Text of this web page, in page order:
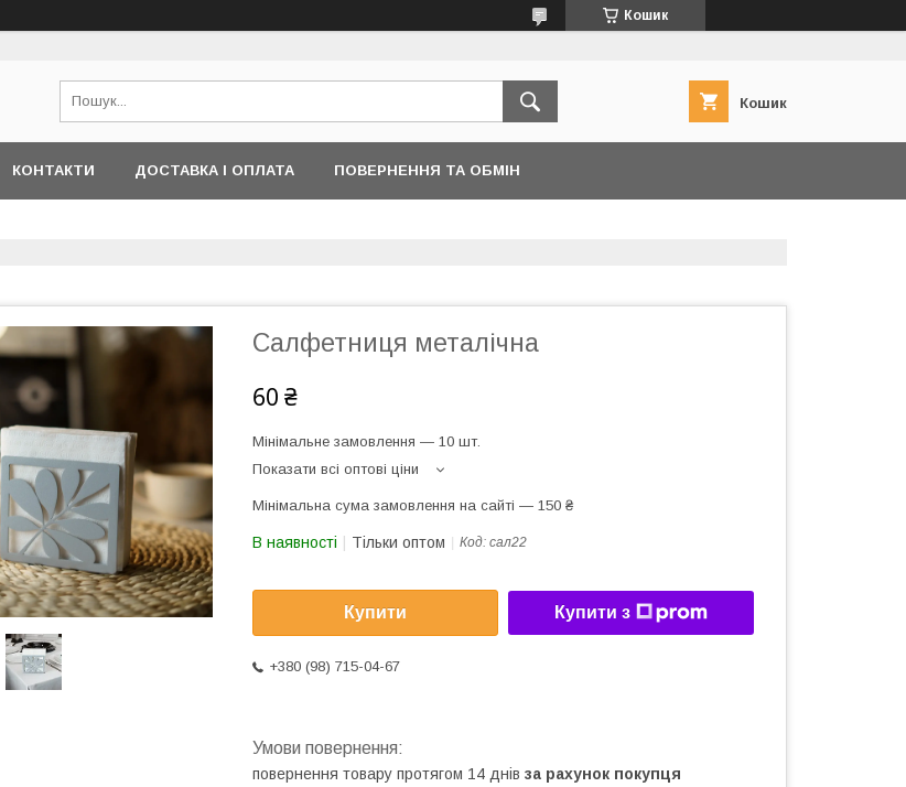
Кошик
Кошик
КОНТАКТИ ДОСТАВКА І ОПЛАТА ПОВЕРНЕННЯ ТА ОБМІН
Салфетниця металічна
60 ₴
Мінімальне замовлення — 10 шт.
Показати всі оптові ціни
Мінімальна сума замовлення на сайті — 150 ₴
В наявності Тільки оптом Код: сал22
Купити Купити з
+380 (98) 715-04-67
повернення товару протягом 14 днів за рахунок покупця